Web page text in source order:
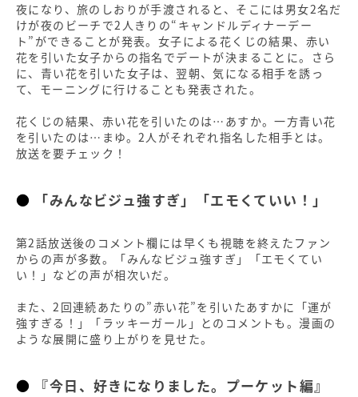
夜になり、旅のしおりが手渡されると、そこには男女2名だ
けが夜のビーチで2人きりの“キャンドルディナーデー
ト”ができることが発表。女子による花くじの結果、赤い
花を引いた女子からの指名でデートが決まることに。さら
に、青い花を引いた女子は、翌朝、気になる相手を誘っ
て、モーニングに行けることも発表された。
花くじの結果、赤い花を引いたのは…あすか。一方青い花
を引いたのは…まゆ。2人がそれぞれ指名した相手とは。
放送を要チェック！
「みんなビジュ強すぎ」「エモくていい！」
第2話放送後のコメント欄には早くも視聴を終えたファン
からの声が多数。「みんなビジュ強すぎ」「エモくてい
い！」などの声が相次いだ。
また、2回連続あたりの”赤い花”を引いたあすかに「運が
強すぎる！」「ラッキーガール」とのコメントも。漫画の
ような展開に盛り上がりを見せた。
『今日、好きになりました。プーケット編』